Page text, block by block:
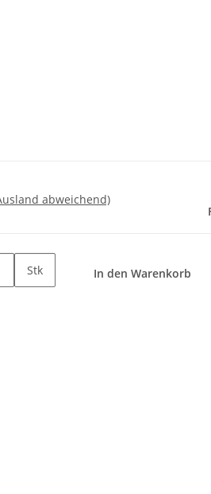
abweichend)
Stk In den Warenkorb